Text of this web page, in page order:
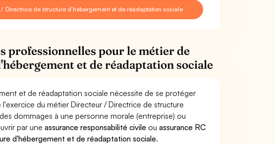
Directrice de structure d'hébergement et de réadaptation sociale
professionnelles pour le métier de
et de réadaptation sociale
et de réadaptation sociale nécessite de se protéger
du métier Directeur / Directrice de structure
dommages à une personne morale (entreprise) ou
par uneassurance responsabilité civile ouassurance RC
d'hébergement et de réadaptation sociale.